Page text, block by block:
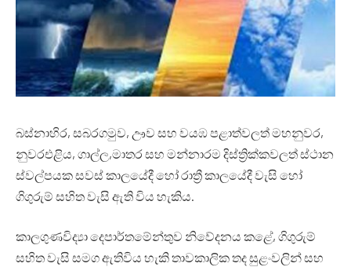
බස්නාහිර, සබරගමුව, ඌව සහ වයඹ පළාත්වලත් මහනුවර,
නුවරඑළිය, ගාල්ල,මාතර සහ මන්නාරම දිස්ත්‍රික්කවලත් ස්ථාන
ස්වල්පයක සවස් කාලයේදී හෝ රාත්‍රී කාලයේදී වැසි හෝ
ගිගුරුම් සහිත වැසි ඇති විය හැකිය.
කාලගුණවිද්‍යා දෙපාර්තමේන්තුව නිවේදනය කළේ, ගිගුරුම්
සහිත වැසි සමග ඇතිවිය හැකි තාවකාලික තද සුළංවලින් සහ